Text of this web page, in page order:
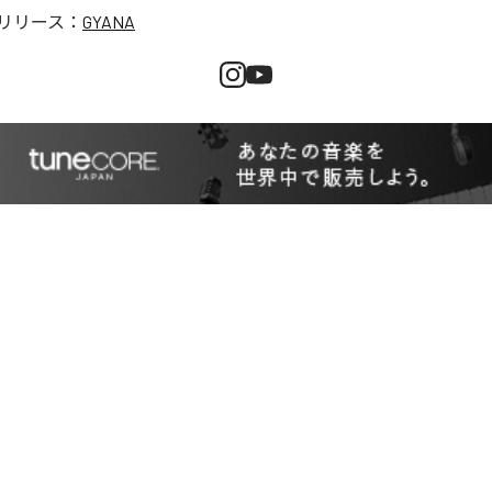
リース： GYANA